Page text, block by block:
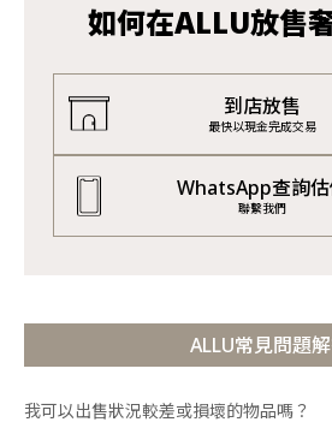
如何在ALLU放售
到店放售
最快以現金完成交易
WhatsApp查詢
聯繫我們
ALLU常見問題
我可以出售狀況較差或損壞的物品嗎？